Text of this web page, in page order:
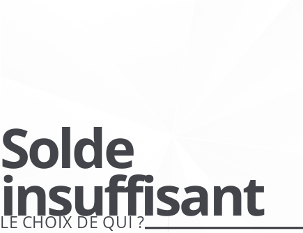
Solde
insuffisant
LE CHOIX DE QUI ?